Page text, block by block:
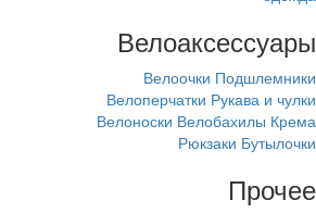
Велоаксессуары
Велоочки Подшлемники
Велоперчатки Рукава и чулки
Велоноски Велобахилы Крема
Рюкзаки Бутылочки
Прочее